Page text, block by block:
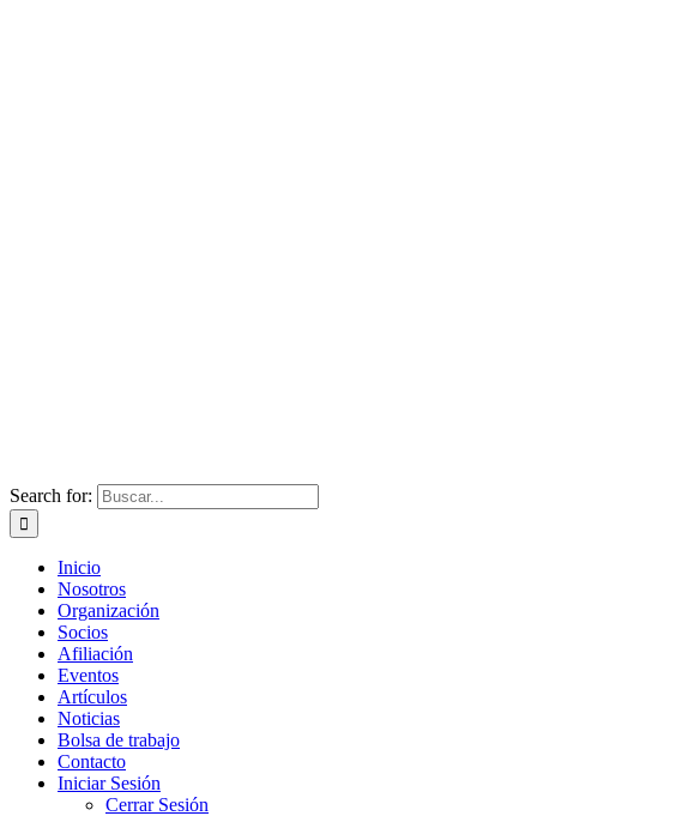
Search for:
Inicio
Nosotros
Organización
Socios
Afiliación
Eventos
Artículos
Noticias
Bolsa de trabajo
Contacto
Iniciar Sesión
Cerrar Sesión